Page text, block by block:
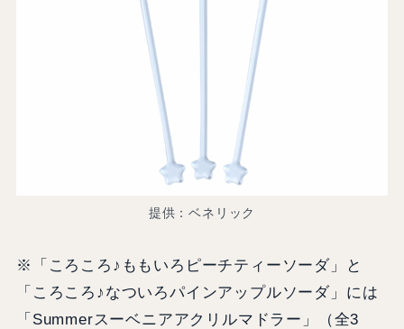
提供：ベネリック
※「ころころ♪ももいろピーチティーソーダ」と
「ころころ♪なついろパインアップルソーダ」には
「Summerスーベニアアクリルマドラー」（全3